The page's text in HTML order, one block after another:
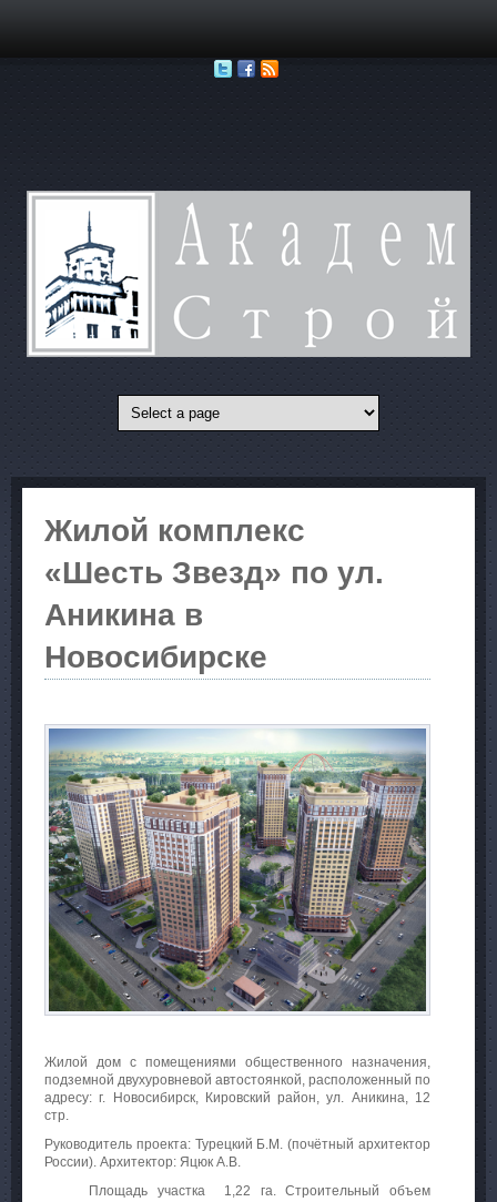
Жилой комплекс
«Шесть Звезд» по ул.
Аникина в
Новосибирске
Жилой дом с помещениями общественного назначения,
подземной двухуровневой автостоянкой, расположенный по
адресу: г. Новосибирск, Кировский район, ул. Аникина, 12
стр.
Руководитель проекта: Турецкий Б.М. (почётный архитектор
России). Архитектор: Яцюк А.В.
Площадь участка 1,22 га. Строительный объем